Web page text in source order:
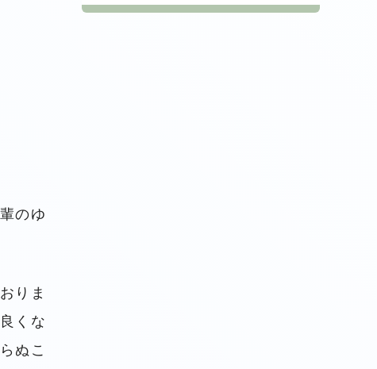
のゆ
りま
くな
ぬこ